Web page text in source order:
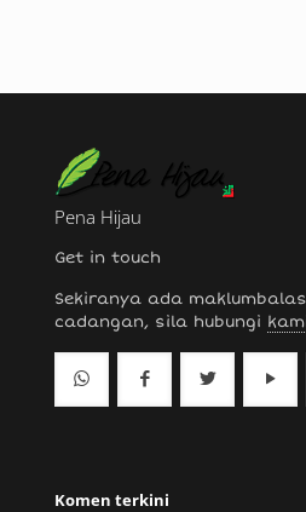
Pena Hijau
Get in touch
Sekiranya ada
cadangan, sila hubungi
Komen terkini